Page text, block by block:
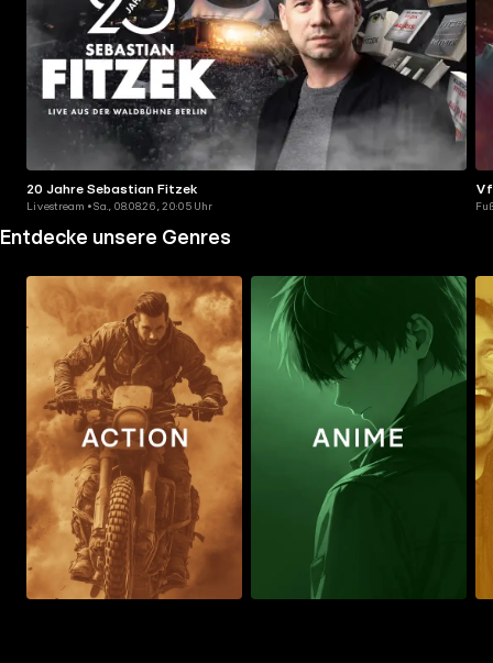
20 Jahre Sebastian Fitzek
Livestream • Sa., 08.08.26, 20:05 Uhr
Entdecke unsere Genres